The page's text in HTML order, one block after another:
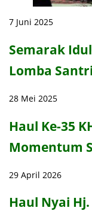
7 Juni 2025
Semarak
Lomba
28 Mei 2025
Haul Ke-35
Momentum
29 April 2026
Haul Nyai